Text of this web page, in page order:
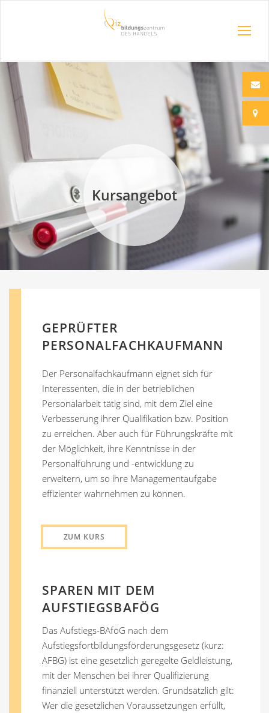
Kursangebot
GEPRÜFTER
PERSONALFACHKAUFMANN
Der Personalfachkaufmann eignet sich für
Interessenten, die in der betrieblichen
Personalarbeit tätig sind, mit dem Ziel eine
Verbesserung ihrer Qualifikation bzw. Position
zu erreichen. Aber auch für Führungskräfte mit
der Möglichkeit, ihre Kenntnisse in der
Personalführung und -entwicklung zu
erweitern, um so ihre Managementaufgabe
effizienter wahrnehmen zu können.
ZUM KURS
SPAREN MIT DEM
AUFSTIEGSBAFÖG
Das Aufstiegs-BAföG nach dem
Aufstiegsfortbildungsförderungsgesetz (kurz:
AFBG) ist eine gesetzlich geregelte Geldleistung,
mit der Menschen bei ihrer Qualifizierung
finanziell unterstützt werden. Grundsätzlich gilt:
Wer die gesetzlichen Voraussetzungen erfüllt,